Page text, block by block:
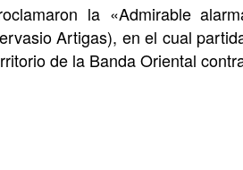
la «Admirable
Artigas), en el cual
de la Banda Oriental